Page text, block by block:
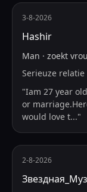
3-8-2026
Hashir
Man · zoekt
Serieuze relatie
"Iam 27 year
or
would love t..."
2-8-2026